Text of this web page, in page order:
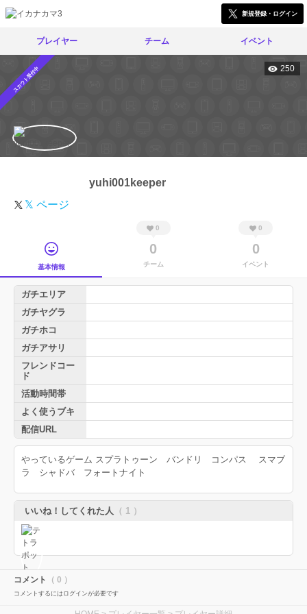
新規登録・ログイン
プレイヤー チーム イベント
スカウト受付中 250
yuhi001keeper
𝕏 ページ
基本情報
0
0
チーム
0
0
イベント
ガチエリア
ガチヤグラ
ガチホコ
ガチアサリ
フレンドコー
ド
活動時間帯
よく使うブキ
配信URL
やっているゲーム スプラトゥーン バンドリ コンパス スマブ
ラ シャドバ フォートナイト
いいね！してくれた人 （ 1 ）
コメント （ 0 ）
コメントするにはログインが必要です